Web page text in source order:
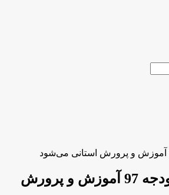
منهای ورزش/ بودجه 97 آموزش و پرورش